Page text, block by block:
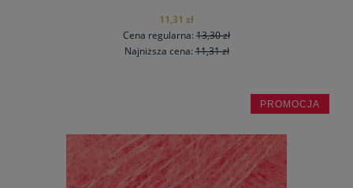
11,31 zł
Cena regularna: 13,30 zł
Najniższa cena:11,31 zł
powiadom o dostępności
PROMOCJA